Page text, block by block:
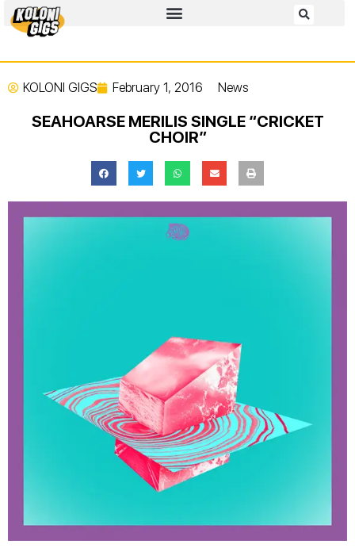
KOLONI GIGS February 1, 2016 News
SEAHOARSE MERILIS SINGLE “CRICKET
CHOIR”